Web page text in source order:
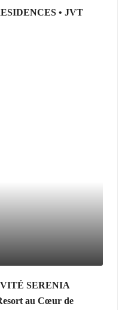
• JVT
SERENIA
au Cœur de